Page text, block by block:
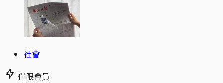
社會
僅限會員